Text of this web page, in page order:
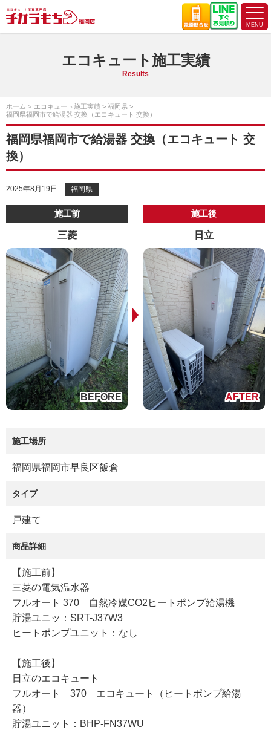
エコキュート施工実績
Results
ホーム エコキュート施工実績
福岡県
福岡県福岡市で給湯器 交換（エコキュート 交換）
福岡県福岡市で給湯器 交換（エコキュート 交
換）
2025年8月19日 福岡県
施工前
三菱
施工後
日立
施工場所
福岡県福岡市早良区飯倉
タイプ
戸建て
商品詳細
【施工前】
三菱の電気温水器
フルオート 370 自然冷媒CO2ヒートポンプ給湯機
貯湯ユニッ：SRT-J37W3
ヒートポンプユニット：なし
【施工後】
日立のエコキュート
フルオート 370 エコキュート（ヒートポンプ給湯
器）
貯湯ユニット：BHP-FN37WU